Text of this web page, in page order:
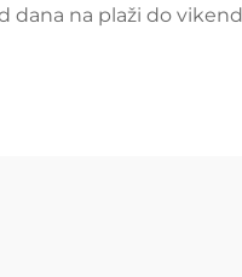
na plaži do